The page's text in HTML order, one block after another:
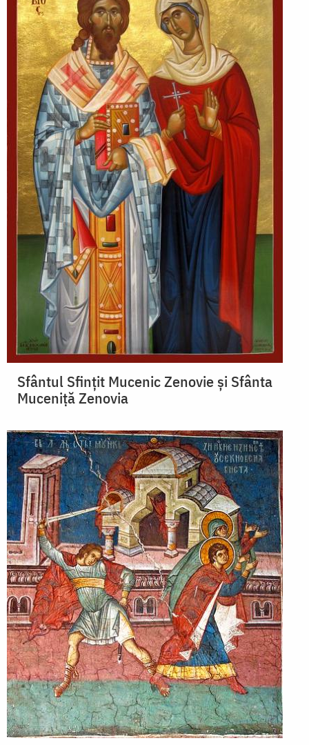
Sfântul Sfinţit Mucenic Zenovie și Sfânta
Muceniţă Zenovia